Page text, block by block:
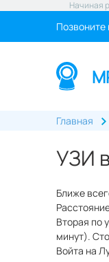
Начиная
Главная
УЗИ
Ближе
Вторая по
минут).
Войта на